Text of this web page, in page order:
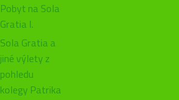
Pobyt na Sola
Gratia I.
Sola Gratia a
jiné výlety z
pohledu
kolegy Patrika